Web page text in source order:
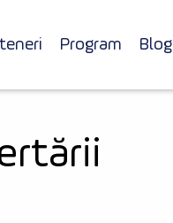
Program Blog